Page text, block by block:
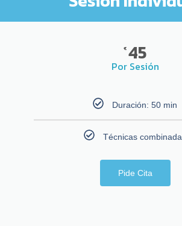
€ 45
Por Sesión
Duración: 50 min
Técnicas
Pide Cita